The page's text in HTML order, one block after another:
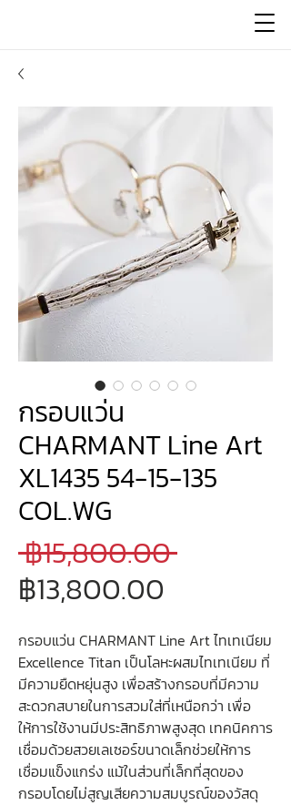
กรอบแว่น
CHARMANT Line Art
XL1435 54-15-135
COL.WG
฿15,800.00 ราคา
฿13,800.00
ขาย
ลด
กรอบแว่น CHARMANT Line Art ไทเทเนียม
Excellence Titan เป็นโลหะผสมไทเทเนียม ที่
มีความยืดหยุ่นสูง เพื่อสร้างกรอบที่มีความ
สะดวกสบายในการสวมใส่ที่เหนือกว่า เพื่อ
ให้การใช้งานมีประสิทธิภาพสูงสุด เทคนิคการ
เชื่อมด้วยสวยเลเซอร์ขนาดเล็กช่วยให้การ
เชื่อมแข็งแกร่ง แม้ในส่วนที่เล็กที่สุดของ
กรอบโดยไม่สูญเสียความสมบูรณ์ของวัสดุ